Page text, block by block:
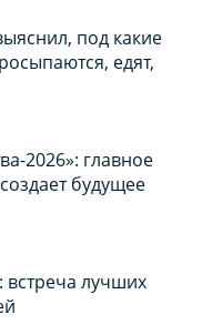
под какие
едят,
2026»: главное
будущее
встреча лучших